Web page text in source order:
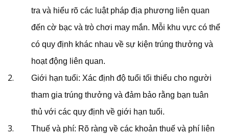
tra và hiểu rõ các luật pháp địa phương liên quan
đến cờ bạc và trò chơi may mắn. Mỗi khu vực có thể
có quy định khác nhau về sự kiện trúng thưởng và
hoạt động liên quan.
Giới hạn tuổi: Xác định độ tuổi tối thiểu cho người
tham gia trúng thưởng và đảm bảo rằng bạn tuân
thủ với các quy định về giới hạn tuổi.
Thuế và phí: Rõ ràng về các khoản thuế và phí liên